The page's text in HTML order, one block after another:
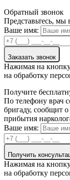
Обратный звонок
Представьтесь, мы
Ваше имя:
Заказать звонок
Нажимая на кнопку
на обработку
Получите
По телефону врач
бригаду, сообщит
прибытия
Ваше имя:
Получить
Нажимая на кнопку
на обработку